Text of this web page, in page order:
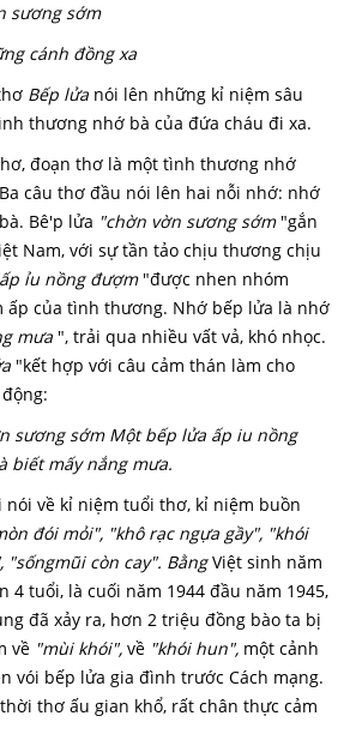
sương sớm
cánh đồng xa
Bếp lửa nói lên những kỉ niệm sâu
thương nhớ bà của đứa cháu đi xa.
đoạn thơ là một tình thương nhớ
câu thơ đầu nói lên hai nỗi nhớ: nhớ
Bê'p lửa "chờn vờn sương sớm"gắn
Nam, với sự tần tảo chịu thương chịu
ỉu nồng đượm "được nhen nhóm
ấp của tình thương. Nhớ bếp lửa là nhớ
mưa ", trải qua nhiều vất vả, khó nhọc.
"kết hợp với câu cảm thán làm cho
sương sớm Một bếp lửa ấp iu nồng
biết mấy nắng mưa.
về kỉ niệm tuổi thơ, kỉ niệm buồn
đói mỏi", "khô rạc ngựa gầy", "khói
"sốngmũi còn cay". BằngViệt sinh năm
4 tuổi, là cuối năm 1944 đầu năm 1945,
đã xảy ra, hơn 2 triệu đồng bào ta bị
về "mùi khói", về "khói hun", một cảnh
vói bếp lửa gia đình trước Cách mạng.
thơ ấu gian khổ, rất chân thực cảm